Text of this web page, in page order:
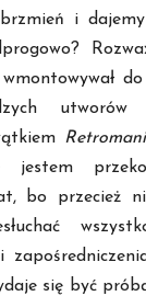
brzmień i
jestem
bo przecież
się być